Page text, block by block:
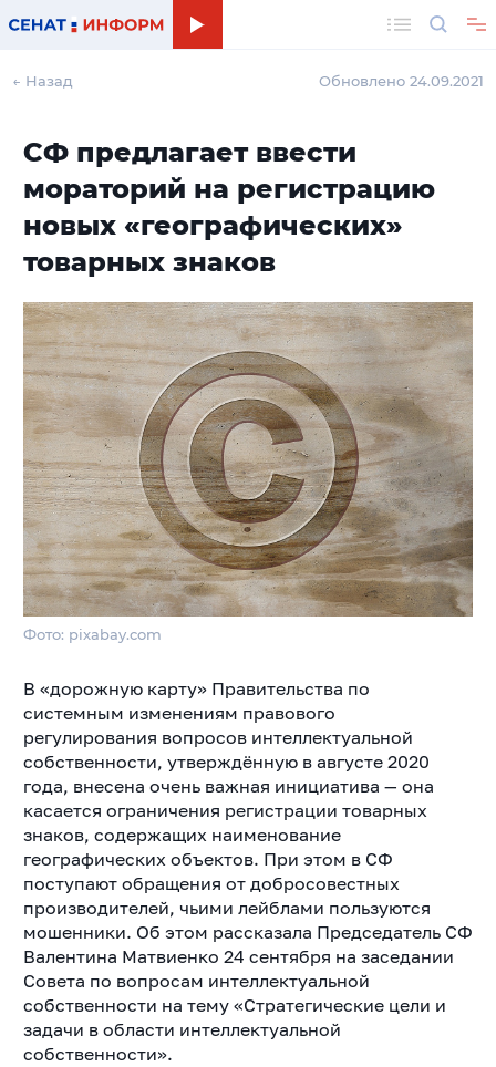
← Назад Обновлено 24.09.2021
СФ предлагает ввести
мораторий на регистрацию
новых «географических»
товарных знаков
Фото: pixabay.com
В «дорожную карту» Правительства по
системным изменениям правового
регулирования вопросов интеллектуальной
собственности, утверждённую в августе 2020
года, внесена очень важная инициатива — она
касается ограничения регистрации товарных
знаков, содержащих наименование
географических объектов. При этом в СФ
поступают обращения от добросовестных
производителей, чьими лейблами пользуются
мошенники. Об этом рассказала Председатель СФ
Валентина Матвиенко 24 сентября на заседании
Совета по вопросам интеллектуальной
собственности на тему «Стратегические цели и
задачи в области интеллектуальной
собственности».